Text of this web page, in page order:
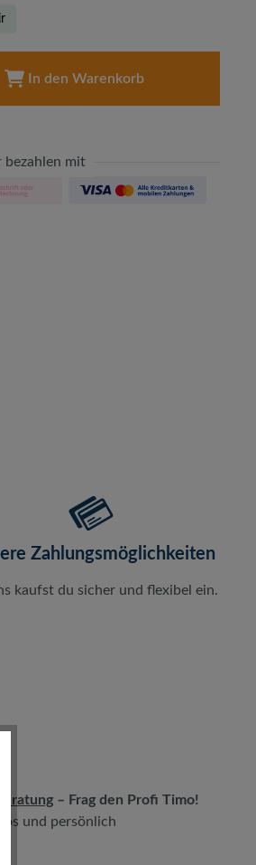
In den Warenkorb
bezahlen mit
Zahlungsmöglichkeiten
kaufst du sicher und flexibel ein.
– Frag den Profi Timo!
und persönlich